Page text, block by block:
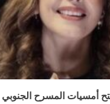
أمسيات المسرح